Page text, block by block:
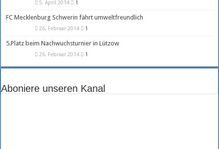
5. April 2014 1
FC Mecklenburg Schwerin fährt umweltfreundlich
26. Februar 2014 1
5.Platz beim Nachwuchsturnier in Lützow
26. Februar 2014 1
Aboniere unseren Kanal